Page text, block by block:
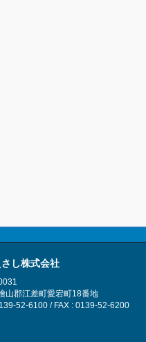
し株式会社
山郡江差町愛宕町18番地
52-6100 / FAX : 0139-52-6200